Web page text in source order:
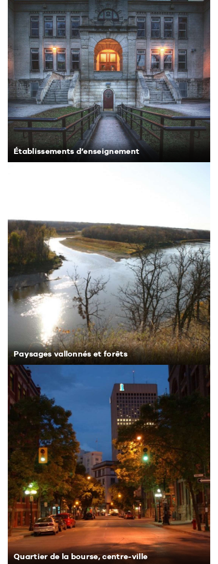
Établissements d’enseignement
Paysages vallonnés et forêts
Quartier de la bourse, centre-ville